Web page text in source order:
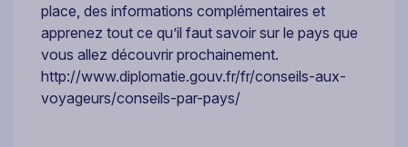
place, des informations complémentaires et
apprenez tout ce qu’il faut savoir sur le pays que
vous allez découvrir prochainement.
http://www.diplomatie.gouv.fr/fr/conseils-aux-
voyageurs/conseils-par-pays/